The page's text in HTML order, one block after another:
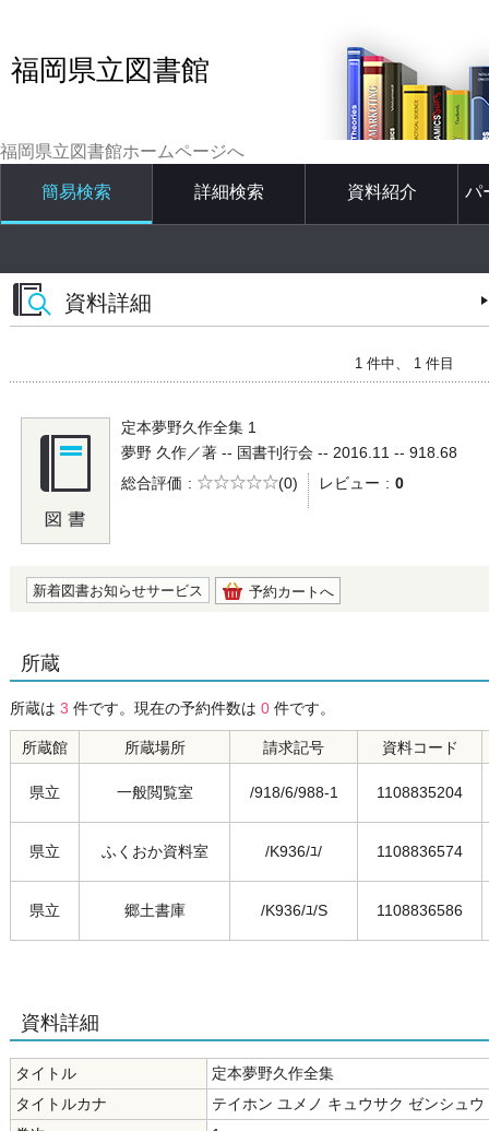
福岡県立図書館
福岡県立図書館ホームページへ
簡易検索 詳細検索 資料紹介 パ
資料詳細
1 件中、 1 件目
定本夢野久作全集 1
夢野 久作／著 -- 国書刊行会 -- 2016.11 -- 918.68
総合評価
5段階評価
(0) レビュー 0
新着図書お知らせサービス 予約カートへ
所蔵
所蔵は 3 件です。現在の予約件数は 0 件です。
所蔵館 所蔵場所 請求記号 資料コード
県立 一般閲覧室 /918/6/988-1 1108835204
県立 ふくおか資料室 /K936/ﾕ/ 1108836574
県立 郷土書庫 /K936/ﾕ/S 1108836586
資料詳細
タイトル
定本夢野久作全集
タイトルカナ
テイホン ユメノ キュウサク ゼンシュウ